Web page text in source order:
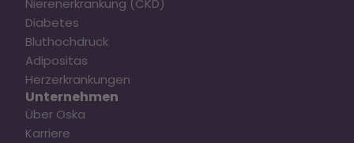
Nierenerkrankung (CKD)
Diabetes
Bluthochdruck
Adipositas
Herzerkrankungen
Unternehmen
Über Oska
Karriere